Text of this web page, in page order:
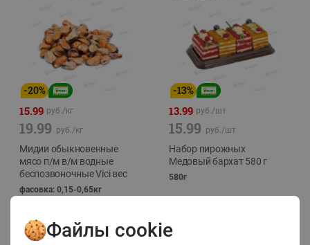
-20%
15.99 руб./кг
19.99 руб./кг
Мидии обыкновенные
мясо п/м в/м водные
беспозвоночные Vici вес
фасовка: 0,15-0,65кг
-13%
13.99 руб./шт
15.99 руб./шт
Набор пирожных
Медовый бархат 580 г
580г
Файлы cookie